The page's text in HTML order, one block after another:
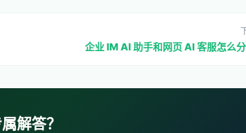
企业 IM AI 助手和网页 AI 客服怎么分
解答？